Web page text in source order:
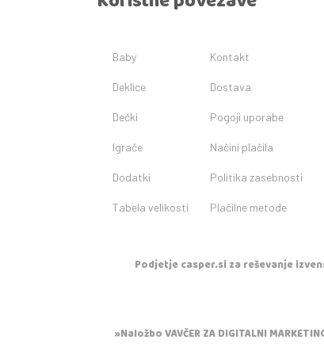
Baby
Deklice
Dečki
Igrače
Dodatki
Tabela velikosti
Kontakt
Dostava
Pogoji uporabe
Načini plačila
Politika zasebnosti
Plačilne metode
Podjetje casper.si za reševanje
»Naložbo VAVČER ZA DIGITALNI